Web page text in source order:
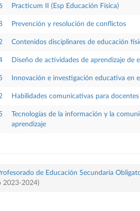
Practicum II (Esp Educación Física)
Prevención y resolución de conflictos
Contenidos disciplinares de educación
Diseño de actividades de aprendizaje de
Innovación e investigación educativa en
Habilidades comunicativas para docentes
Tecnologías de la información y la
aprendizaje
de Educación Secundaria
2023-2024)